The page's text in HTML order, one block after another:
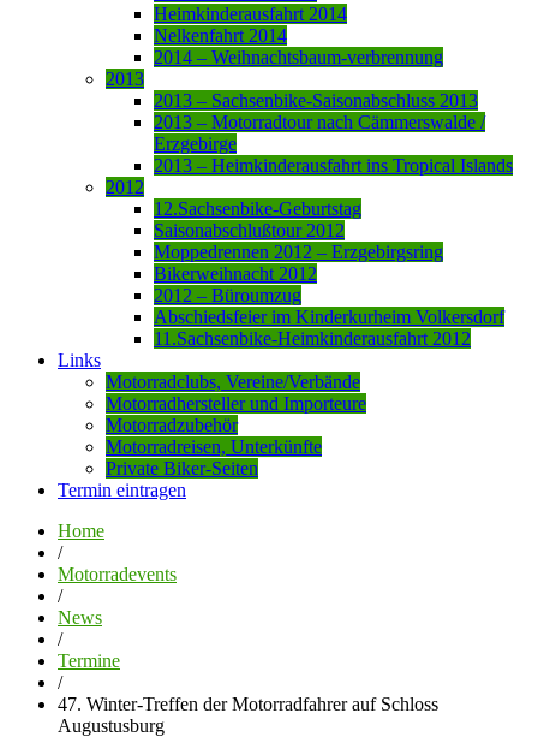
Heimkinderausfahrt 2014
Nelkenfahrt 2014
2014 – Weihnachtsbaum-verbrennung
2013
2013 – Sachsenbike-Saisonabschluss 2013
2013 – Motorradtour nach Cämmerswalde /
Erzgebirge
2013 – Heimkinderausfahrt ins Tropical Islands
2012
12.Sachsenbike-Geburtstag
Saisonabschlußtour 2012
Moppedrennen 2012 – Erzgebirgsring
Bikerweihnacht 2012
2012 – Büroumzug
Abschiedsfeier im Kinderkurheim Volkersdorf
11.Sachsenbike-Heimkinderausfahrt 2012
Links
Motorradclubs, Vereine/Verbände
Motorradhersteller und Importeure
Motorradzubehör
Motorradreisen, Unterkünfte
Private Biker-Seiten
Termin eintragen
Home
/
Motorradevents
/
News
/
Termine
/
47. Winter-Treffen der Motorradfahrer auf Schloss
Augustusburg